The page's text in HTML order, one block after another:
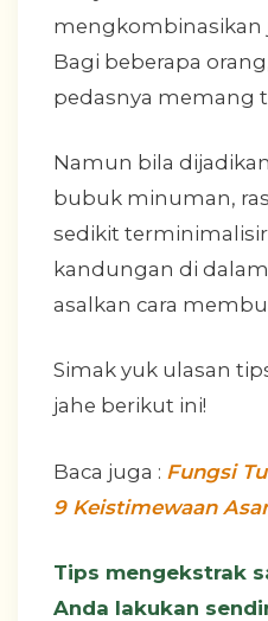
mengkombinasikan
Bagi beberapa
pedasnya memang
Namun bila
bubuk minuman,
sedikit
kandungan di
asalkan cara
Simak yuk ulasan
jahe berikut ini!
Baca juga : Fungsi
9 Keistimewaan
Tips mengekstrak
Anda lakukan